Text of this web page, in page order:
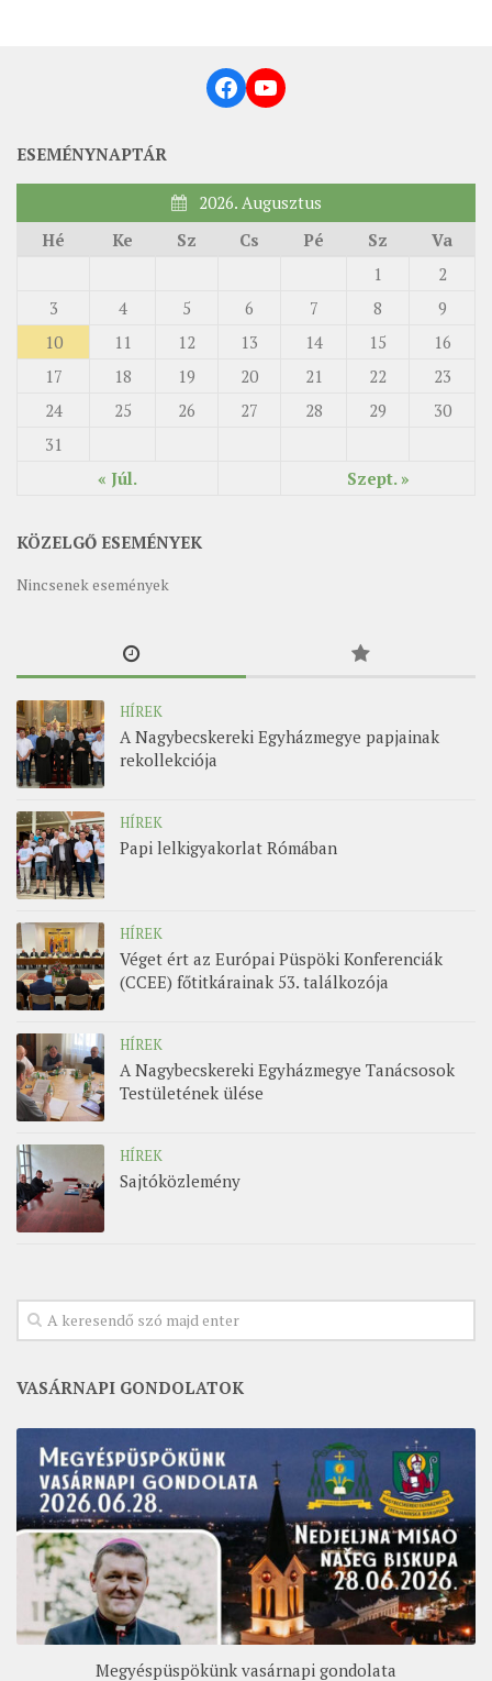
Facebook
YouTube
ESEMÉNYNAPTÁR
2026. Augusztus
Hé
Ke Sz Cs Pé Sz Va
« Júl. Szept. »
1
2
3
4 5 6 7 8
9
10
11 12 13 14 15
16
17
18 19 20 21 22
23
24
25 26 27 28 29
30
31
KÖZELGŐ ESEMÉNYEK
Nincsenek események
HÍREK
A Nagybecskereki Egyházmegye papjainak
rekollekciója
HÍREK
Papi lelkigyakorlat Rómában
HÍREK
Véget ért az Európai Püspöki Konferenciák
(CCEE) főtitkárainak 53. találkozója
HÍREK
A Nagybecskereki Egyházmegye Tanácsosok
Testületének ülése
HÍREK
Sajtóközlemény
VASÁRNAPI GONDOLATOK
Megyéspüspökünk vasárnapi gondolata